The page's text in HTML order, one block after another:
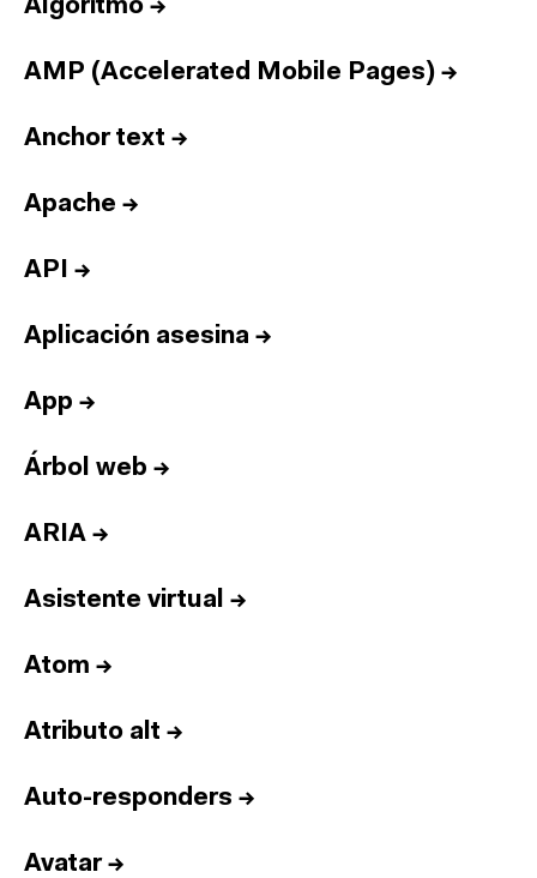
Algoritmo →
AMP (Accelerated Mobile Pages) →
Anchor text →
Apache →
API →
Aplicación asesina →
App →
Árbol web →
ARIA →
Asistente virtual →
Atom →
Atributo alt →
Auto-responders →
Avatar→